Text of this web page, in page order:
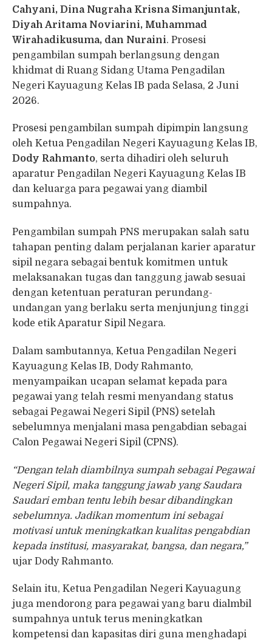
Cahyani, Dina Nugraha Krisna Simanjuntak,
Diyah Aritama Noviarini, Muhammad
Wirahadikusuma, dan Nuraini. Prosesi
pengambilan sumpah berlangsung dengan
khidmat di Ruang Sidang Utama Pengadilan
Negeri Kayuagung Kelas IB pada Selasa, 2 Juni
2026.
Prosesi pengambilan sumpah dipimpin langsung
oleh Ketua Pengadilan Negeri Kayuagung Kelas IB,
Dody Rahmanto, serta dihadiri oleh seluruh
aparatur Pengadilan Negeri Kayuagung Kelas IB
dan keluarga para pegawai yang diambil
sumpahnya.
Pengambilan sumpah PNS merupakan salah satu
tahapan penting dalam perjalanan karier aparatur
sipil negara sebagai bentuk komitmen untuk
melaksanakan tugas dan tanggung jawab sesuai
dengan ketentuan peraturan perundang-
undangan yang berlaku serta menjunjung tinggi
kode etik Aparatur Sipil Negara.
Dalam sambutannya, Ketua Pengadilan Negeri
Kayuagung Kelas IB, Dody Rahmanto,
menyampaikan ucapan selamat kepada para
pegawai yang telah resmi menyandang status
sebagai Pegawai Negeri Sipil (PNS) setelah
sebelumnya menjalani masa pengabdian sebagai
Calon Pegawai Negeri Sipil (CPNS).
“Dengan telah diambilnya sumpah sebagai Pegawai
Negeri Sipil, maka tanggung jawab yang Saudara
Saudari emban tentu lebih besar dibandingkan
sebelumnya. Jadikan momentum ini sebagai
motivasi untuk meningkatkan kualitas pengabdian
kepada institusi, masyarakat, bangsa, dan negara,”
ujar Dody Rahmanto.
Selain itu, Ketua Pengadilan Negeri Kayuagung
juga mendorong para pegawai yang baru dialmbil
sumpahnya untuk terus meningkatkan
kompetensi dan kapasitas diri guna menghadapi